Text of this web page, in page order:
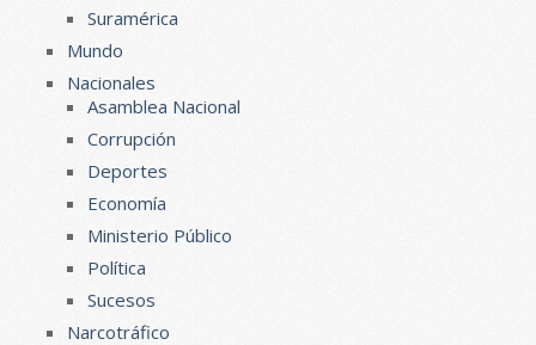
Suramérica
Mundo
Nacionales
Asamblea Nacional
Corrupción
Deportes
Economía
Ministerio Público
Política
Sucesos
Narcotráfico